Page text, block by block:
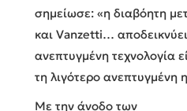
σημείωσε: «η διαβόητη
και Vanzetti…
ανεπτυγμένη τεχνολογία
τη λιγότερο ανεπτυγμένη
Με την άνοδο των